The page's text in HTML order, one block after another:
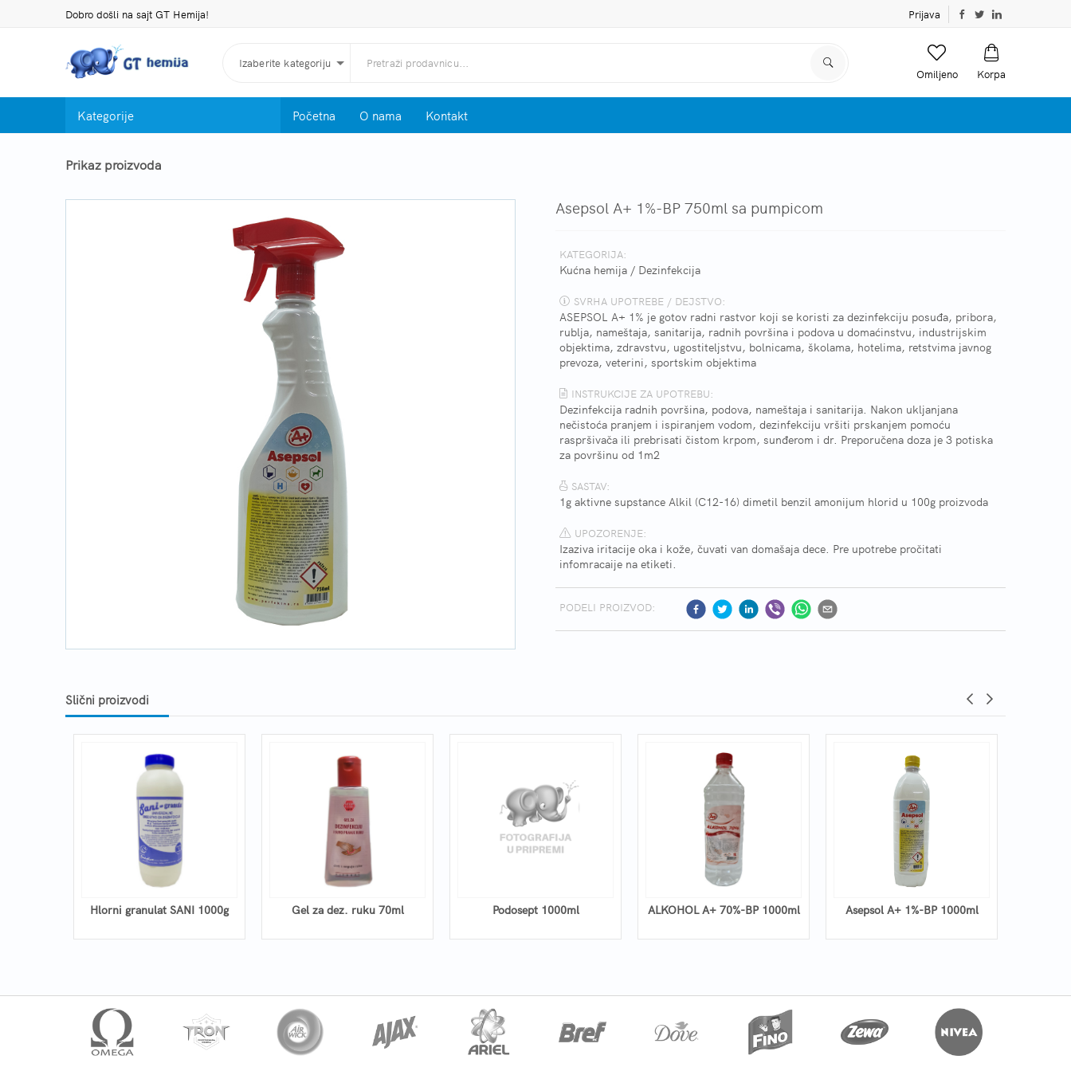
Dobro došli na sajt GT Hemija! Prijava
Izaberite kategoriju
Omiljeno Korpa
Kategorije Početna O nama Kontakt
Prikaz proizvoda
Asepsol A+ 1%-BP 750ml sa pumpicom
KATEGORIJA:
Kućna hemija / Dezinfekcija
SVRHA UPOTREBE / DEJSTVO:
ASEPSOL A+ 1% je gotov radni rastvor koji se koristi za dezinfekciju posuđa, pribora,
rublja, nameštaja, sanitarija, radnih površina i podova u domaćinstvu, industrijskim
objektima, zdravstvu, ugostiteljstvu, bolnicama, školama, hotelima, retstvima javnog
prevoza, veterini, sportskim objektima
INSTRUKCIJE ZA UPOTREBU:
Dezinfekcija radnih površina, podova, nameštaja i sanitarija. Nakon ukljanjana
nečistoća pranjem i ispiranjem vodom, dezinfekciju vršiti prskanjem pomoću
raspršivača ili prebrisati čistom krpom, sunđerom i dr. Preporučena doza je 3 potiska
za površinu od 1m2
SASTAV:
1g aktivne supstance Alkil (C12-16) dimetil benzil amonijum hlorid u 100g proizvoda
UPOZORENJE:
Izaziva iritacije oka i kože, čuvati van domašaja dece. Pre upotrebe pročitati
infomracaije na etiketi.
PODELI PROIZVOD:
Slični proizvodi
Hlorni granulat SANI 1000g Gel za dez. ruku 70ml Podosept 1000ml ALKOHOL A+ 70%-BP 1000ml Asepsol A+ 1%-BP 1000ml